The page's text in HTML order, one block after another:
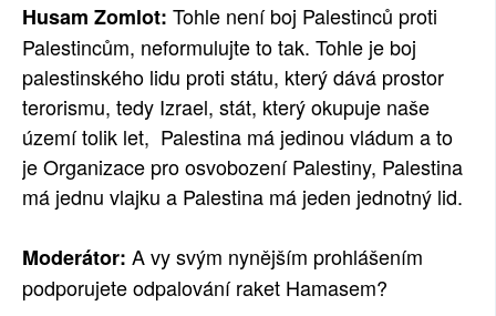
Husam Zomlot: Tohle není boj Palestinců proti
Palestincům, neformulujte to tak. Tohle je boj
palestinského lidu proti státu, který dává prostor
terorismu, tedy Izrael, stát, který okupuje naše
území tolik let, Palestina má jedinou vládum a to
je Organizace pro osvobození Palestiny, Palestina
má jednu vlajku a Palestina má jeden jednotný lid.
Moderátor: A vy svým nynějším prohlášením
podporujete odpalování raket Hamasem?